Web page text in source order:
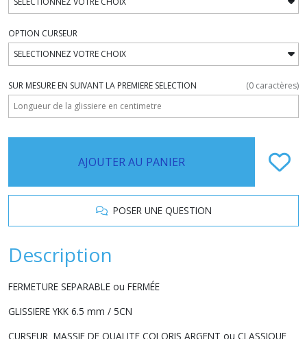
OPTION CURSEUR
SUR MESURE EN SUIVANT LA PREMIERE SELECTION (0 caractères)
AJOUTER AU PANIER
POSER UNE QUESTION
Description
FERMETURE SEPARABLE ou FERMÉE
GLISSIERE YKK 6.5 mm / 5CN
CURSEUR MASSIF DE QUALITE COLORIS ARGENT ou CLASSIQUE